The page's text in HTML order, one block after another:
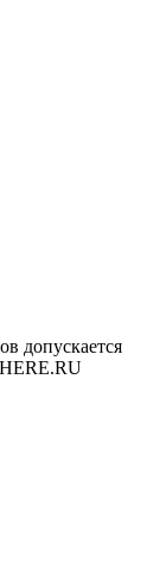
допускается